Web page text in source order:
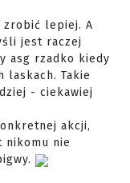
zrobić lepiej. A
jest raczej
asg rzadko kiedy
laskach. Takie
- ciekawiej
akcji,
nikomu nie